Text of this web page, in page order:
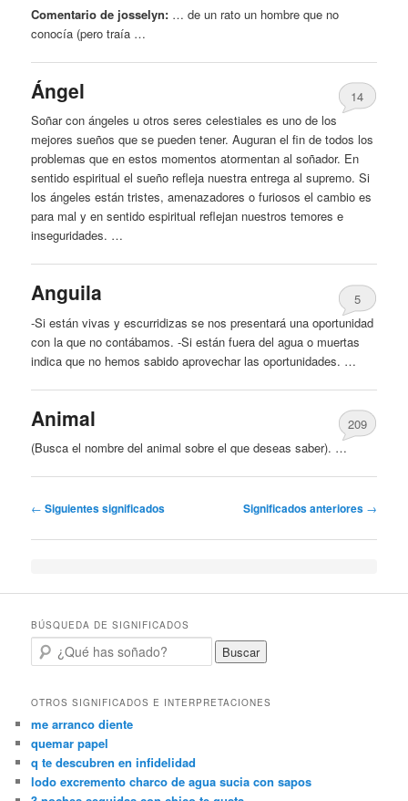
Comentario de josselyn: … de un rato un hombre que no
conocía (pero traía …
Ángel
14
Soñar con ángeles u otros seres celestiales es uno de los
mejores sueños que se pueden tener. Auguran el fin de todos los
problemas que en estos momentos atormentan al soñador. En
sentido espiritual el sueño refleja nuestra entrega al supremo. Si
los ángeles están tristes, amenazadores o furiosos el cambio es
para mal y en sentido espiritual reflejan nuestros temores e
inseguridades. …
Anguila
5
-Si están vivas y escurridizas se nos presentará una oportunidad
con la que no contábamos. -Si están fuera del agua o muertas
indica que no hemos sabido aprovechar las oportunidades. …
Animal
209
(Busca el nombre del animal sobre el que deseas saber). …
← Siguientes significados Significados anteriores →
BÚSQUEDA DE SIGNIFICADOS
Buscar
OTROS SIGNIFICADOS E INTERPRETACIONES
me arranco diente
quemar papel
q te descubren en infidelidad
lodo excremento charco de agua sucia con sapos